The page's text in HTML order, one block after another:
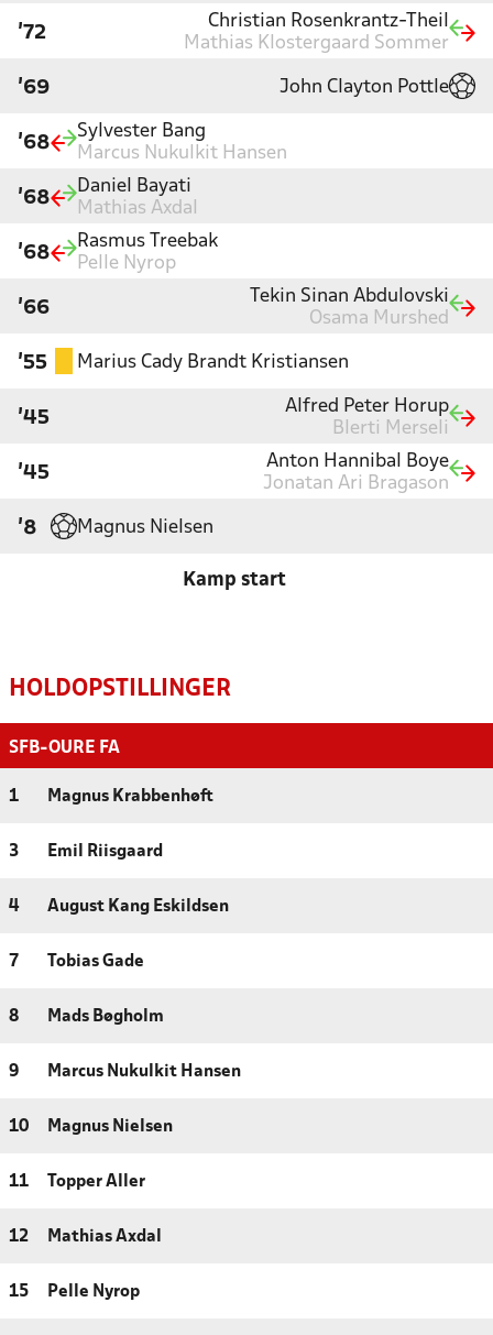
'72
Christian Rosenkrantz-Theil
Mathias Klostergaard Sommer
'69 John Clayton Pottle
'68
Sylvester Bang
Marcus Nukulkit Hansen
'68
Daniel Bayati
Mathias Axdal
'68
Rasmus Treebak
Pelle Nyrop
'66
Tekin Sinan Abdulovski
Osama Murshed
'55 Marius Cady Brandt Kristiansen
'45
Alfred Peter Horup
Blerti Merseli
'45
Anton Hannibal Boye
Jonatan Ari Bragason
'8 Magnus Nielsen
Kamp start
HOLDOPSTILLINGER
SFB-OURE FA
1 Magnus Krabbenhøft
3 Emil Riisgaard
4 August Kang Eskildsen
7 Tobias Gade
8 Mads Bøgholm
9 Marcus Nukulkit Hansen
10 Magnus Nielsen
11 Topper Aller
12 Mathias Axdal
15 Pelle Nyrop